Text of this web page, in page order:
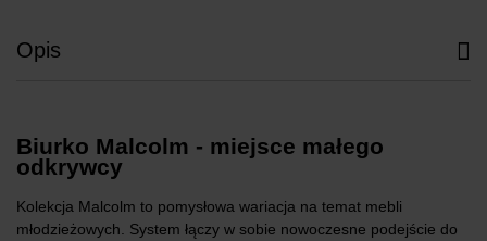
Opis
Biurko Malcolm - miejsce małego
odkrywcy
Kolekcja Malcolm to pomysłowa wariacja na temat mebli
młodzieżowych. System łączy w sobie nowoczesne podejście do